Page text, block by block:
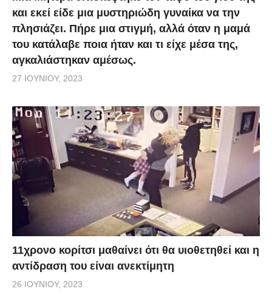
και εκεί είδε μια μυστηριώδη γυναίκα να την
πλησιάζει. Πήρε μια στιγμή, αλλά όταν η μαμά
του κατάλαβε ποια ήταν και τι είχε μέσα της,
αγκαλιάστηκαν αμέσως.
27 ΙΟΥΝΊΟΥ, 2023
11χρονο κορίτσι μαθαίνει ότι θα υιοθετηθεί και η
αντίδραση του είναι ανεκτίμητη
26 ΙΟΥΝΊΟΥ, 2023